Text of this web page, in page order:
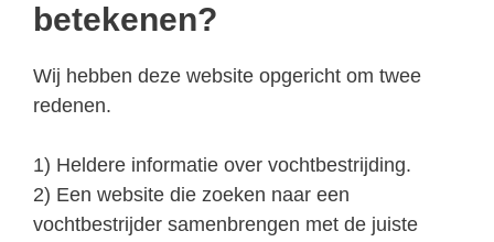
betekenen?
Wij hebben deze website opgericht om twee
redenen.
1) Heldere informatie over vochtbestrijding.
2) Een website die zoeken naar een
vochtbestrijder samenbrengen met de juiste